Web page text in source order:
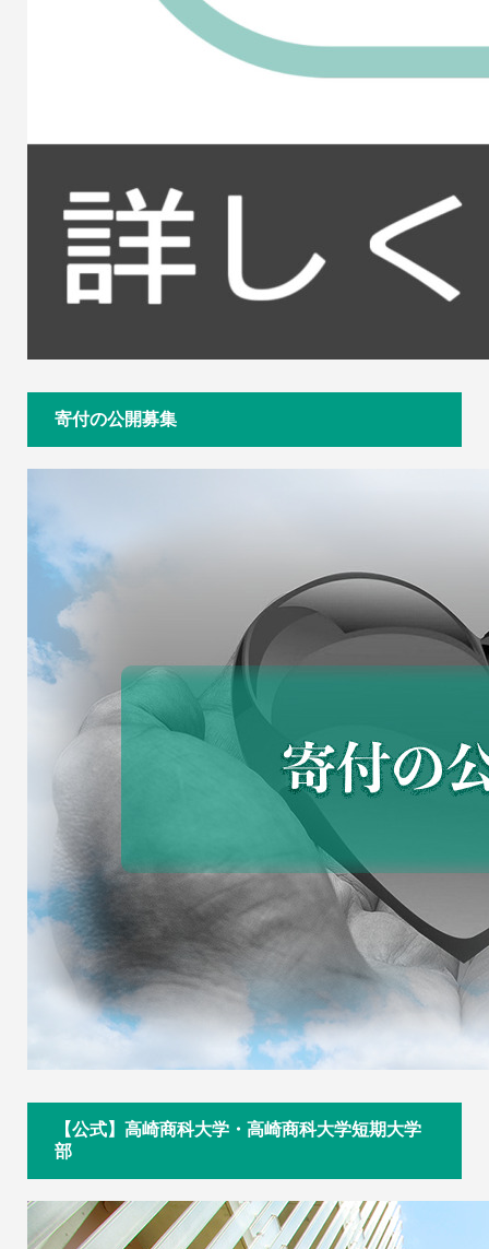
寄付の公開募集
【公式】高崎商科大学・高崎商科大学短期大学
部